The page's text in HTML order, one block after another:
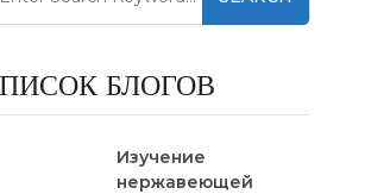
БЛОГОВ
Изучение
нержавеющей